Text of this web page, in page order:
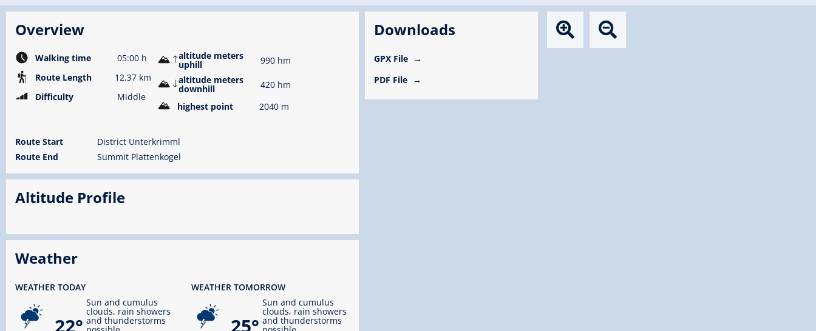
Overview
Walking time
05:00 h
Route Length
12.37 km
Difficulty
Middle
altitude meters
uphill
990 hm
altitude meters
downhill
420 hm
highest point
2040 m
Route Start
District Unterkrimml
Route End
Summit Plattenkogel
Altitude Profile
Weather
WEATHER TODAY
22°
Sun and cumulus
clouds, rain showers
and thunderstorms
WEATHER TOMORROW
25°
Sun and cumulus
clouds, rain showers
and thunderstorms
Downloads
GPX File
PDF File